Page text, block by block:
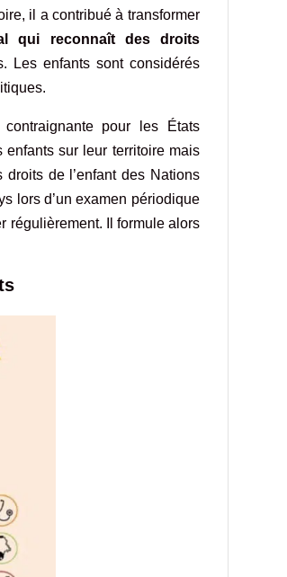
il a contribué à transformer
qui reconnaît des droits
Les enfants sont considérés
pour les États
enfants sur leur territoire mais
de l’enfant des Nations
lors d’un examen périodique
régulièrement. Il formule alors